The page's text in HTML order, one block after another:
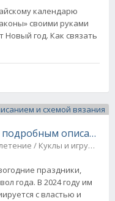
календарю
своими руками
Новый год. Как связать
Вязание и плетение / Куклы и игрушки
праздники,
года. В 2024 году им
с властью и